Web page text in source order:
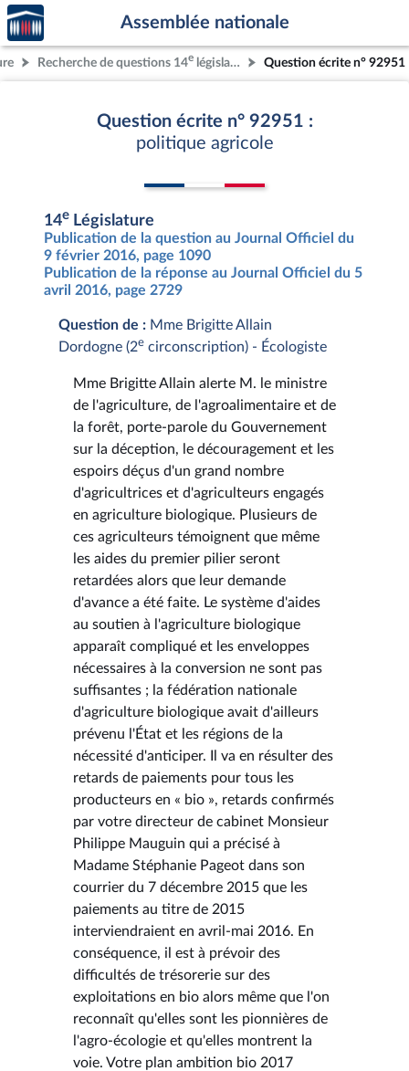
Aller au contenu
Aller en bas de la page
Accèder
à la
page
d'accueil
Assemblée nationale
Recherche de questions 14e législature Question écrite n° 92951
Question écrite n° 92951 :
politique agricole
14e Législature
Publication de la question au Journal Officiel du
9 février 2016, page 1090
Publication de la réponse au Journal Officiel du 5
avril 2016, page 2729
Question de : Mme Brigitte Allain
Dordogne (2e circonscription) - Écologiste
Mme Brigitte Allain alerte M. le ministre
de l'agriculture, de l'agroalimentaire et de
la forêt, porte-parole du Gouvernement
sur la déception, le découragement et les
espoirs déçus d'un grand nombre
d'agricultrices et d'agriculteurs engagés
en agriculture biologique. Plusieurs de
ces agriculteurs témoignent que même
les aides du premier pilier seront
retardées alors que leur demande
d'avance a été faite. Le système d'aides
au soutien à l'agriculture biologique
apparaît compliqué et les enveloppes
nécessaires à la conversion ne sont pas
suffisantes ; la fédération nationale
d'agriculture biologique avait d'ailleurs
prévenu l'État et les régions de la
nécessité d'anticiper. Il va en résulter des
retards de paiements pour tous les
producteurs en « bio », retards confirmés
par votre directeur de cabinet Monsieur
Philippe Mauguin qui a précisé à
Madame Stéphanie Pageot dans son
courrier du 7 décembre 2015 que les
paiements au titre de 2015
interviendraient en avril-mai 2016. En
conséquence, il est à prévoir des
difficultés de trésorerie sur des
exploitations en bio alors même que l'on
reconnaît qu'elles sont les pionnières de
l'agro-écologie et qu'elles montrent la
voie. Votre plan ambition bio 2017